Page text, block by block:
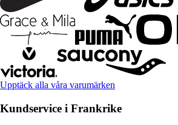
Upptäck alla våra varumärken
Kundservice i Frankrike